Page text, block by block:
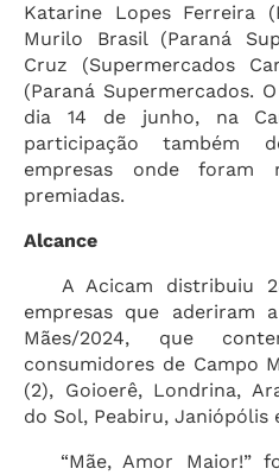
Katarine Lopes Ferreira
Murilo Brasil (Paraná
Cruz (Supermercados
(Paraná Supermercados.
dia 14 de junho, na
participação também
empresas onde foram
premiadas.
Alcance
A Acicam distribuiu
empresas que aderiram
Mães/2024, que
consumidores de Campo
(2), Goioerê, Londrina,
do Sol, Peabiru, Janiópólis
“Mãe, Amor Maior!”